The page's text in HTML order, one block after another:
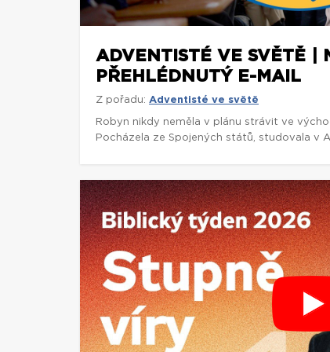
ADVENTISTÉ VE SVĚTĚ |
PŘEHLÉDNUTÝ E-MAIL
Z pořadu: Adventisté ve světě
Robyn nikdy neměla v plánu strávit ve
Pocházela ze Spojených států, studovala v